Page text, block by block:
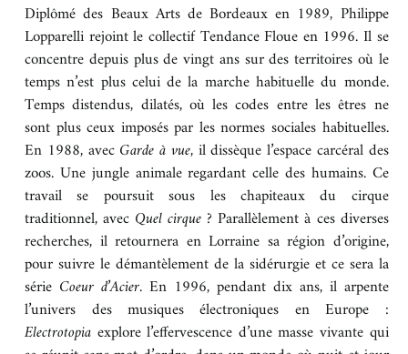
RECHERCHE D’IMAGES
BOUTIQUE
CONTACT
LIVRES
Diplômé des Beaux Arts de Bordeaux en 1989, Philippe
Lopparelli rejoint le collectif Tendance Floue en 1996. Il se
concentre depuis plus de vingt ans sur des territoires où le
temps n’est plus celui de la marche habituelle du monde.
Temps distendus, dilatés, où les codes entre les êtres ne
sont plus ceux imposés par les normes sociales habituelles.
En 1988, avec Garde à vue, il dissèque l’espace carcéral des
zoos. Une jungle animale regardant celle des humains. Ce
travail se poursuit sous les chapiteaux du cirque
traditionnel, avec Quel cirque ? Parallèlement à ces diverses
recherches, il retournera en Lorraine sa région d’origine,
pour suivre le démantèlement de la sidérurgie et ce sera la
série Coeur d’Acier. En 1996, pendant dix ans, il arpente
l’univers des musiques électroniques en Europe :
Electrotopia explore l’effervescence d’une masse vivante qui